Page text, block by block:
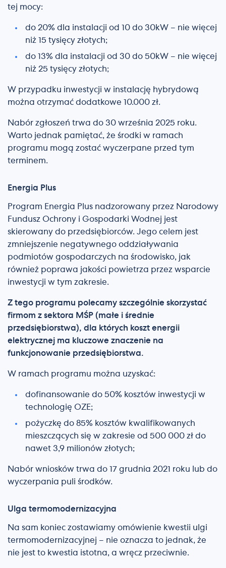
tej mocy:
do 20% dla instalacji od 10 do 30kW – nie więcej
niż 15 tysięcy złotych;
do 13% dla instalacji od 30 do 50kW – nie więcej
niż 25 tysięcy złotych;
W przypadku inwestycji w instalację hybrydową
można otrzymać dodatkowe 10.000 zł.
Nabór zgłoszeń trwa do 30 września 2025 roku.
Warto jednak pamiętać, że środki w ramach
programu mogą zostać wyczerpane przed tym
terminem.
Energia Plus
Program Energia Plus nadzorowany przez Narodowy
Fundusz Ochrony i Gospodarki Wodnej jest
skierowany do przedsiębiorców. Jego celem jest
zmniejszenie negatywnego oddziaływania
podmiotów gospodarczych na środowisko, jak
również poprawa jakości powietrza przez wsparcie
inwestycji w tym zakresie.
Z tego programu polecamy szczególnie skorzystać
firmom z sektora MŚP (małe i średnie
przedsiębiorstwa), dla których koszt energii
elektrycznej ma kluczowe znaczenie na
funkcjonowanie przedsiębiorstwa.
W ramach programu można uzyskać:
dofinansowanie do 50% kosztów inwestycji w
technologię OZE;
pożyczkę do 85% kosztów kwalifikowanych
mieszczących się w zakresie od 500 000 zł do
nawet 3,9 milionów złotych;
Nabór wniosków trwa do 17 grudnia 2021 roku lub do
wyczerpania puli środków.
Ulga termomodernizacyjna
Na sam koniec zostawiamy omówienie kwestii ulgi
termomodernizacyjnej – nie oznacza to jednak, że
nie jest to kwestia istotna, a wręcz przeciwnie.